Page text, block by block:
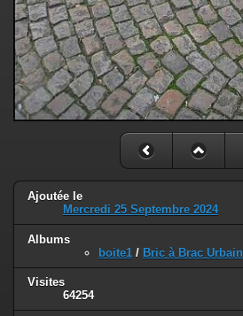
Ajoutée le
Mercredi 25 Septembre 2024
Albums
boite1 / Bric à Brac Urbain
Visites
64254